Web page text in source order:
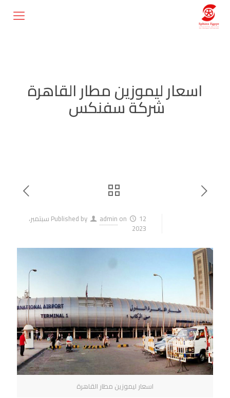
اسعار ليموزين مطار القاهرة
شركة سفنكس
Published by admin on 12 سبتمبر،
2023
اسعار ليموزين مطار القاهرة